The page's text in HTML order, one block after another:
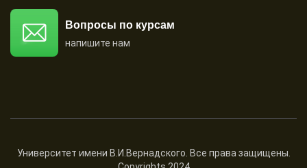
Вопросы по курсам
напишите нам
Университет имени В.И.Вернадского. Все права защищены.